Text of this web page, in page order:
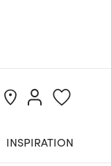
INSPIRATION